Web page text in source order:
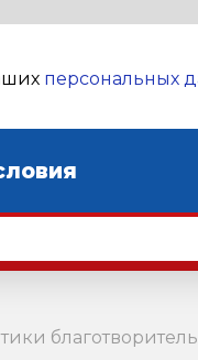
персональных